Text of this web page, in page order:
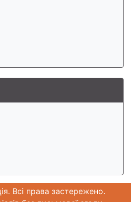
Всі права застережено.